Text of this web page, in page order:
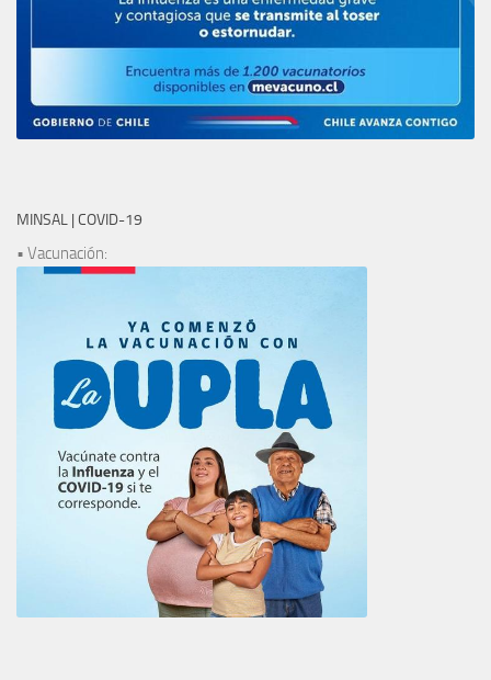
MINSAL | COVID-19
• Vacunación: